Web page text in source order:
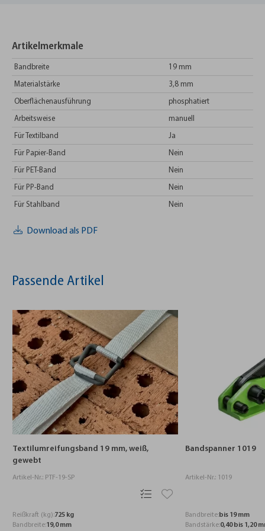
Artikelmerkmale
Bandbreite 19 mm
Materialstärke 3,8 mm
Oberflächenausführung phosphatiert
Arbeitsweise manuell
Für Textilband Ja
Für Papier-Band Nein
Für PET-Band Nein
Für PP-Band Nein
Für Stahlband Nein
Download als PDF
Passende Artikel
Bandspanner 1019
Artikel-Nr.: 1019
Bandbreite:bis 19 mm
Bandstärke:0,40 bis 1,20 mm
Bandspanner 2019
Artikel-Nr.: 2019
Bandbreite:bis 19 mm
Bandstärke:0,40 bis 1,20